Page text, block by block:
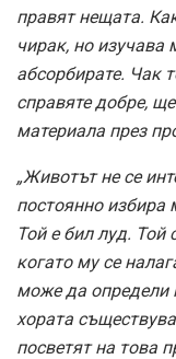
правят нещата.
чирак, но изучава
абсорбирате. Чак
справяте добре,
материала през
„Животът не се
постоянно избира
Той е бил луд. Той
когато му се
може да определи
хората
посветят на това